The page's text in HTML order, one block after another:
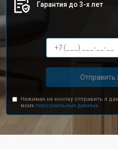
Гарантия до 3-х лет
Отправить
Нажимая на кнопку отправить я
моих персональных данных.